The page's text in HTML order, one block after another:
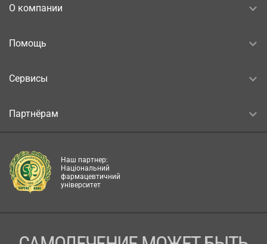
О компании
Помощь
Сервисы
Партнёрам
Наш партнер:
Національний
фармацевтичний
університет